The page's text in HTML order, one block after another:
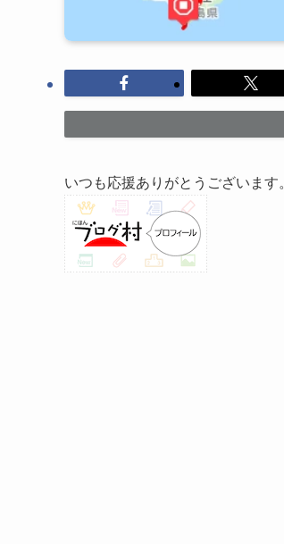
いつも応援ありがとうございます。